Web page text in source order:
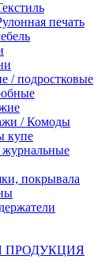
печать
/ подростковые
/ Комоды
купе
покрывала
ПРОДУКЦИЯ